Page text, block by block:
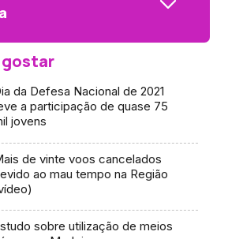
gostar
da Defesa Nacional de 2021
a participação de quase 75
jovens
de vinte voos cancelados
ao mau tempo na Região
sobre utilização de meios